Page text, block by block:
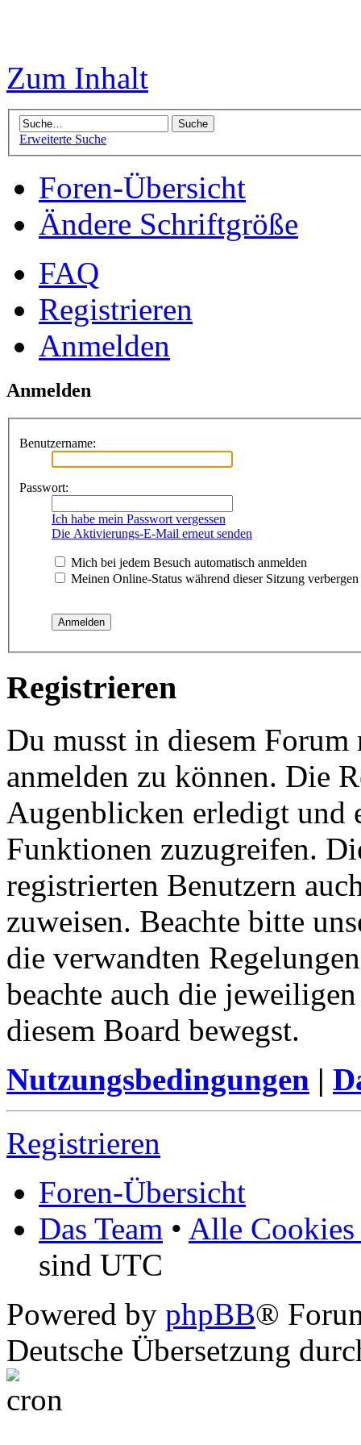
Zum Inhalt
Erweiterte Suche
Foren-Übersicht
Ändere Schriftgröße
FAQ
Registrieren
Anmelden
Anmelden
Benutzername:
Passwort:
Ich habe mein Passwort vergessen
Die Aktivierungs-E-Mail erneut senden
Mich bei jedem Besuch automatisch anmelden
Meinen Online-Status während dieser Sitzung verbergen
Registrieren
Du musst in diesem
anmelden zu können. Die
Augenblicken erledigt und
Funktionen zuzugreifen.
registrierten Benutzern
zuweisen. Beachte bitte
die verwandten
beachte auch die
diesem Board bewegst.
Nutzungsbedingungen |
Registrieren
Foren-Übersicht
Das Team • Alle Cookies
sind UTC
Powered by phpBB®
Deutsche Übersetzung